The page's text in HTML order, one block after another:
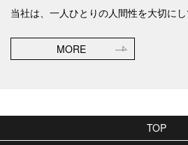
当社は、一人ひとりの人間性を大切にし
MORE
TOP